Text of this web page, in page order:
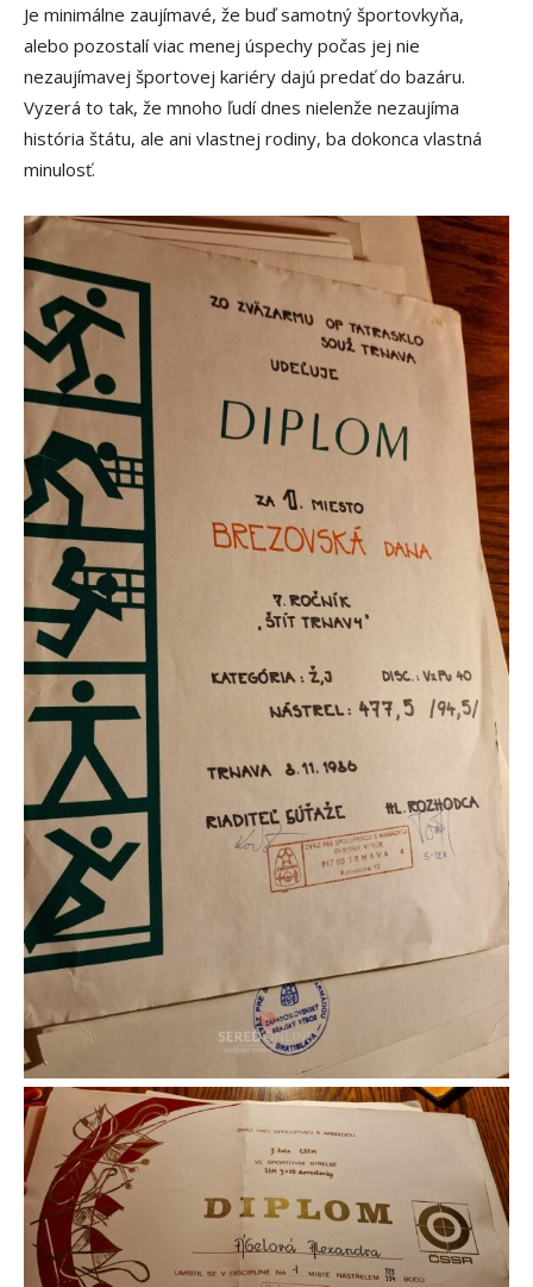
Je minimálne zaujímavé, že buď samotný športovkyňa,
alebo pozostalí viac menej úspechy počas jej nie
nezaujímavej športovej kariéry dajú predať do bazáru.
Vyzerá to tak, že mnoho ľudí dnes nielenže nezaujíma
história štátu, ale ani vlastnej rodiny, ba dokonca vlastná
minulosť.